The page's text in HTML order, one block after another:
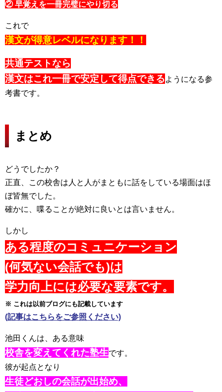
② 早覚えを一冊完璧にやり切る
これで
漢文が得意レベルになります！！
共通テストなら
漢文はこれ一冊で安定して得点できるようになる参
考書です。
まとめ
どうでしたか？
正直、この校舎は人と人がまともに話をしている場面はほ
ぼ皆無でした。
確かに、喋ることが絶対に良いとは言いません。
しかし
ある程度のコミュニケーション
(何気ない会話でも)は
学力向上には必要な要素です。
※ これは以前ブログにも記載しています
(記事はこちらをご参照ください)
池田くんは、ある意味
校舎を変えてくれた塾生です。
彼が起点となり
生徒どおしの会話が出始め、